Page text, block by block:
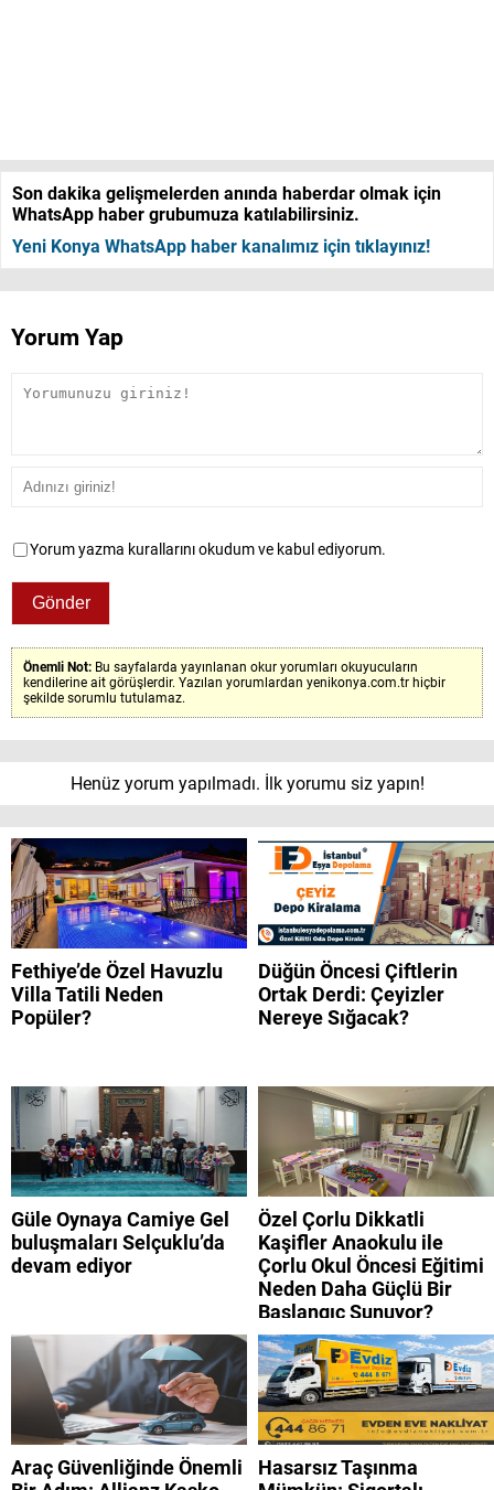
Son dakika gelişmelerden anında haberdar olmak için
WhatsApp haber grubumuza katılabilirsiniz.
Yeni Konya WhatsApp haber kanalımız için tıklayınız!
Yorum Yap
Yorum yazma kurallarını okudum ve kabul ediyorum.
Önemli Not: Bu sayfalarda yayınlanan okur yorumları okuyucuların
kendilerine ait görüşlerdir. Yazılan yorumlardan yenikonya.com.tr hiçbir
şekilde sorumlu tutulamaz.
Henüz yorum yapılmadı. İlk yorumu siz yapın!
Fethiye’de Özel Havuzlu
Villa Tatili Neden
Popüler?
Düğün Öncesi Çiftlerin
Ortak Derdi: Çeyizler
Nereye Sığacak?
Güle Oynaya Camiye Gel
buluşmaları Selçuklu’da
devam ediyor
Özel Çorlu Dikkatli
Kaşifler Anaokulu ile
Çorlu Okul Öncesi Eğitimi
Neden Daha Güçlü Bir
Başlangıç Sunuyor?
Araç Güvenliğinde Önemli
Hasarsız Taşınma